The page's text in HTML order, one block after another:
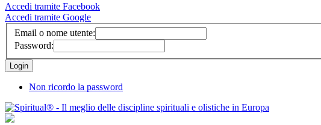
Accedi tramite Facebook
Accedi tramite Google
Email o nome utente:
Password:
Non ricordo la password